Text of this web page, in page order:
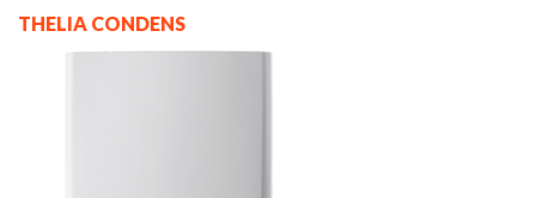
THELIA CONDENS